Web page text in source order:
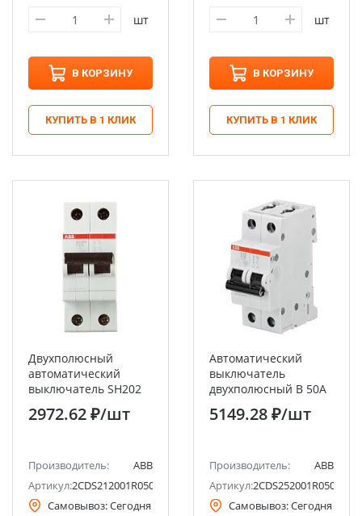
шт
В КОРЗИНУ
КУПИТЬ В 1 КЛИК
шт
В КОРЗИНУ
КУПИТЬ В 1 КЛИК
Двухполюсный
автоматический
выключатель SH202
2972.62 ₽/шт
Производитель:
ABB
Артикул:2CDS212001R0504
Самовывоз:Сегодня
Автоматический
выключатель
двухполюсный B 50А
6кА S202 ABB
5149.28 ₽/шт
Производитель:
ABB
Артикул:2CDS252001R0505
Самовывоз:Сегодня